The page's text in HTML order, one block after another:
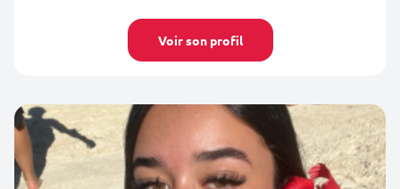
Voir son profil